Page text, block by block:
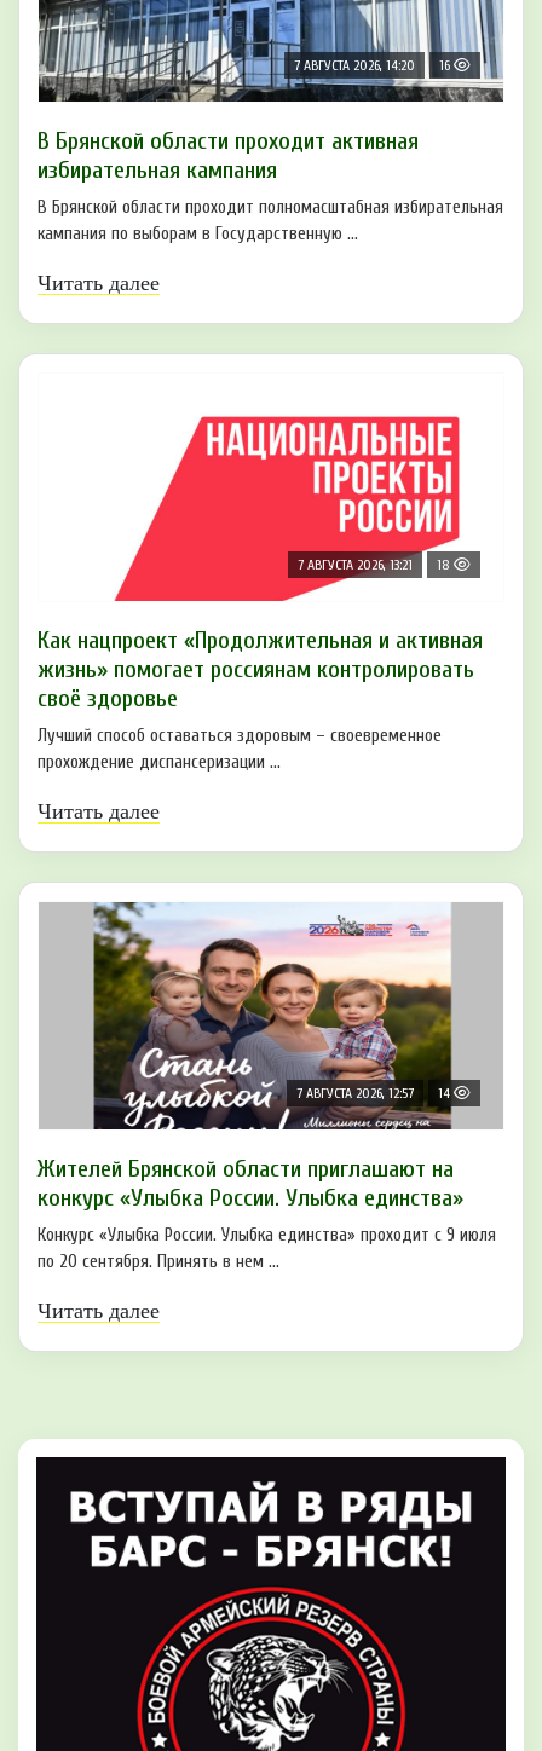
7 АВГУСТА 2026, 14:20 16
В Брянской области проходит активная
избирательная кампания
В Брянской области проходит полномасштабная избирательная
кампания по выборам в Государственную ...
Читать далее
7 АВГУСТА 2026, 13:21 18
Как нацпроект «Продолжительная и активная
жизнь» помогает россиянам контролировать
своё здоровье
Лучший способ оставаться здоровым – своевременное
прохождение диспансеризации ...
Читать далее
7 АВГУСТА 2026, 12:57 14
Жителей Брянской области приглашают на
конкурс «Улыбка России. Улыбка единства»
Конкурс «Улыбка России. Улыбка единства» проходит с 9 июля
по 20 сентября. Принять в нем ...
Читать далее